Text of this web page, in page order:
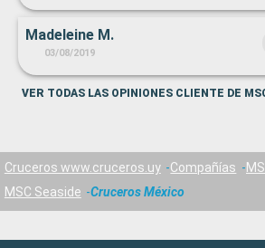
Madeleine M.
03/08/2019
VER TODAS LAS OPINIONES CLIENTE DE
Cruceros www.cruceros.uy Compañías
MSC Seaside
Cruceros México